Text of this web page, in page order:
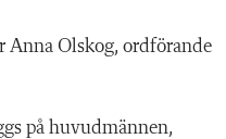
Anna Olskog, ordförande
på huvudmännen,